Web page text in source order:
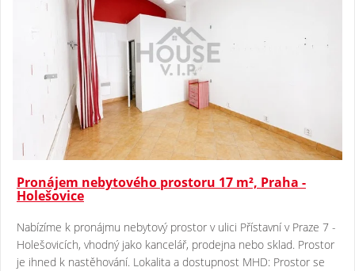
Pronájem nebytového prostoru 17 m², Praha -
Holešovice
Nabízíme k pronájmu nebytový prostor v ulici Přístavní v Praze 7 -
Holešovicích, vhodný jako kancelář, prodejna nebo sklad. Prostor
je ihned k nastěhování. Lokalita a dostupnost MHD: Prostor se